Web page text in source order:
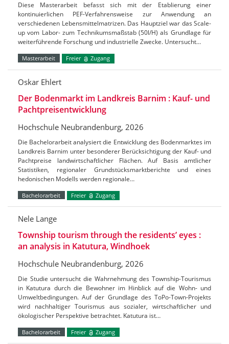
Diese Masterarbeit befasst sich mit der Etablierung einer
kontinuierlichen PEF-Verfahrensweise zur Anwendung an
verschiedenen Lebensmittelmatrizen. Das Hauptziel war das Scale-
up vom Labor- zum Technikumsmaßstab (50l/H) als Grundlage für
weiterführende Forschung und industrielle Zwecke. Untersucht…
Masterarbeit Freier Zugang
Oskar Ehlert
Der Bodenmarkt im Landkreis Barnim : Kauf- und
Pachtpreisentwicklung
Hochschule Neubrandenburg, 2026
Die Bachelorarbeit analysiert die Entwicklung des Bodenmarktes im
Landkreis Barnim unter besonderer Berücksichtigung der Kauf- und
Pachtpreise landwirtschaftlicher Flächen. Auf Basis amtlicher
Statistiken, regionaler Grundstücksmarktberichte und eines
hedonischen Modells werden regionale…
Bachelorarbeit Freier Zugang
Nele Lange
Township tourism through the residents’ eyes :
an analysis in Katutura, Windhoek
Hochschule Neubrandenburg, 2026
Die Studie untersucht die Wahrnehmung des Township-Tourismus
in Katutura durch die Bewohner im Hinblick auf die Wohn- und
Umweltbedingungen. Auf der Grundlage des ToPo-Town-Projekts
wird nachhaltiger Tourismus aus sozialer, wirtschaftlicher und
ökologischer Perspektive betrachtet. Katutura ist…
Bachelorarbeit Freier Zugang